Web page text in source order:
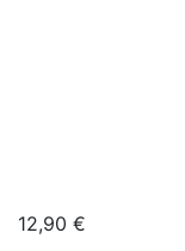
12,90 €